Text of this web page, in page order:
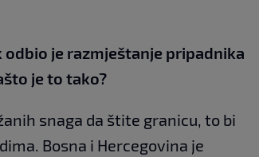
je razmještanje pripadnika
je to tako?
snaga da štite granicu, to bi
Bosna i Hercegovina je